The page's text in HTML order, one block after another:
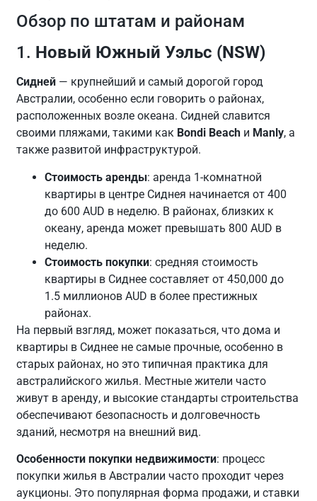
Обзор по штатам и районам
1. Новый Южный Уэльс (NSW)
Сидней — крупнейший и самый дорогой город
Австралии, особенно если говорить о районах,
расположенных возле океана. Сидней славится
своими пляжами, такими как Bondi Beach и Manly, а
также развитой инфраструктурой.
Стоимость аренды: аренда 1-комнатной
квартиры в центре Сиднея начинается от 400
до 600 AUD в неделю. В районах, близких к
океану, аренда может превышать 800 AUD в
неделю.
Стоимость покупки: средняя стоимость
квартиры в Сиднее составляет от 450,000 до
1.5 миллионов AUD в более престижных
районах.
На первый взгляд, может показаться, что дома и
квартиры в Сиднее не самые прочные, особенно в
старых районах, но это типичная практика для
австралийского жилья. Местные жители часто
живут в аренду, и высокие стандарты строительства
обеспечивают безопасность и долговечность
зданий, несмотря на внешний вид.
Особенности покупки недвижимости: процесс
покупки жилья в Австралии часто проходит через
аукционы. Это популярная форма продажи, и ставки